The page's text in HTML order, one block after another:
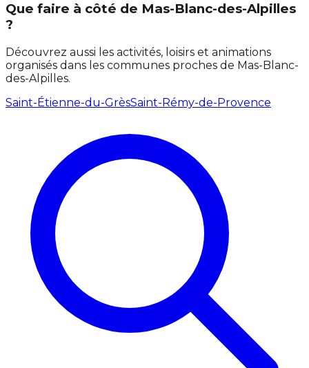
Que faire à côté de Mas-Blanc-des-Alpilles
?
Découvrez aussi les activités, loisirs et animations
organisés dans les communes proches de Mas-Blanc-
des-Alpilles.
Saint-Étienne-du-GrèsSaint-Rémy-de-Provence